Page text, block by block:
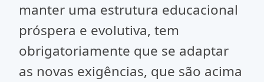
manter uma estrutura educacional
próspera e evolutiva, tem
obrigatoriamente que se adaptar
as novas exigências, que são acima